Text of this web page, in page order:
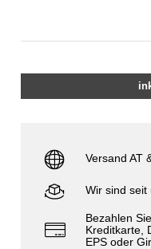
Versand AT
Wir sind
Bezahlen
Kreditkarte,
EPS oder